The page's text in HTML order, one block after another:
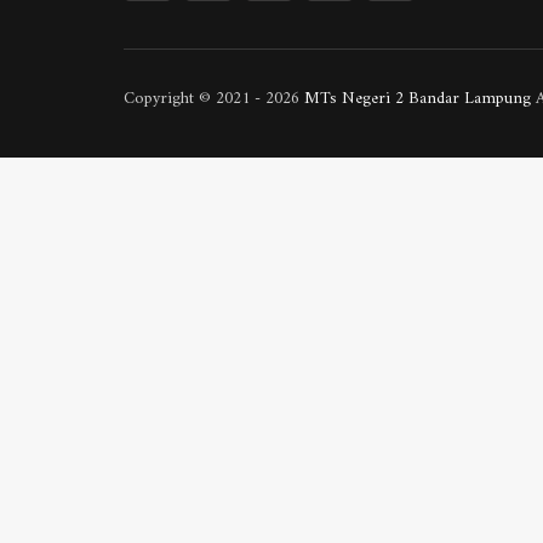
Copyright © 2021 - 2026 MTs Negeri 2 Bandar Lampung